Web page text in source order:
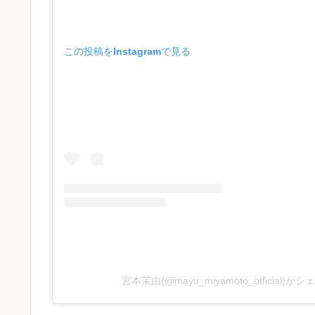
この投稿をInstagramで見る
宮本茉由(@mayu_miyamoto_official)がシ